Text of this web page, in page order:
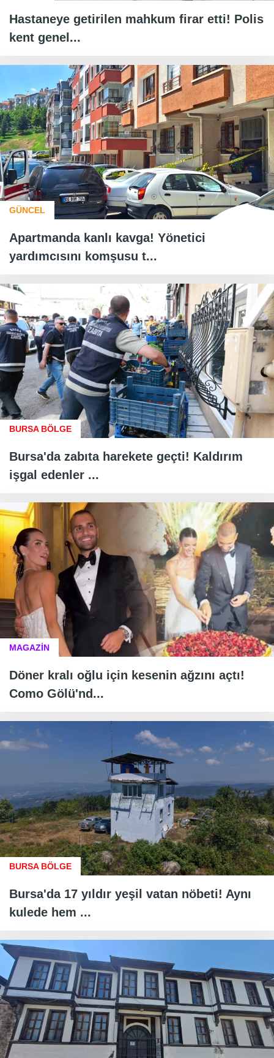
Hastaneye getirilen mahkum firar etti! Polis
kent genel...
GÜNCEL
Apartmanda kanlı kavga! Yönetici
yardımcısını komşusu t...
BURSA BÖLGE
Bursa'da zabıta harekete geçti! Kaldırım
işgal edenler ...
MAGAZİN
Döner kralı oğlu için kesenin ağzını açtı!
Como Gölü'nd...
BURSA BÖLGE
Bursa'da 17 yıldır yeşil vatan nöbeti! Aynı
kulede hem ...